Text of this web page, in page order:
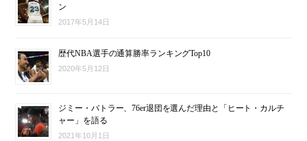
ン
2017年5月14日
歴代NBA選手の通算勝率ランキングTop10
2020年5月12日
ジミー・バトラー、76er退団を選んだ理由と「ヒート・カルチ
ャー」を語る
2021年10月1日